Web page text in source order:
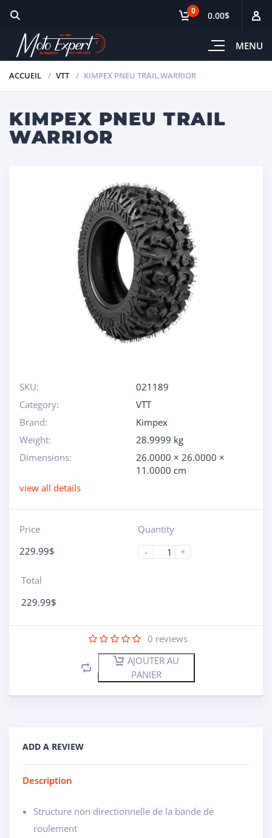
MENU
0 0.00$
ACCUEIL VTT KIMPEX PNEU TRAIL WARRIOR
KIMPEX PNEU TRAIL
WARRIOR
SKU:
021189
Category:
VTT
Brand:
Kimpex
Weight:
28.9999 kg
Dimensions:
26.0000 × 26.0000 ×
11.0000 cm
view all details
Price
229.99$
Quantity
-
+
Total
229.99$
0 reviews
AJOUTER AU
PANIER
ADD A REVIEW
Description
Structure non directionnelle de la bande de
roulement